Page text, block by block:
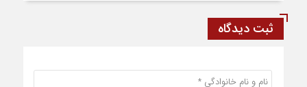
ثبت دیدگاه